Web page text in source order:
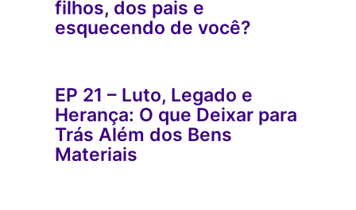
filhos, dos pais e
esquecendo de você?
EP 21 – Luto, Legado e
Herança: O que Deixar para
Trás Além dos Bens
Materiais